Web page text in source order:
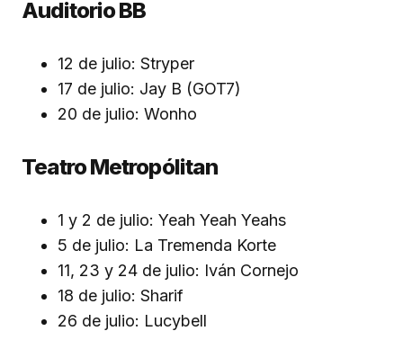
Auditorio BB
12 de julio: Stryper
17 de julio: Jay B (GOT7)
20 de julio: Wonho
Teatro Metropólitan
1 y 2 de julio: Yeah Yeah Yeahs
5 de julio: La Tremenda Korte
11, 23 y 24 de julio: Iván Cornejo
18 de julio: Sharif
26 de julio: Lucybell